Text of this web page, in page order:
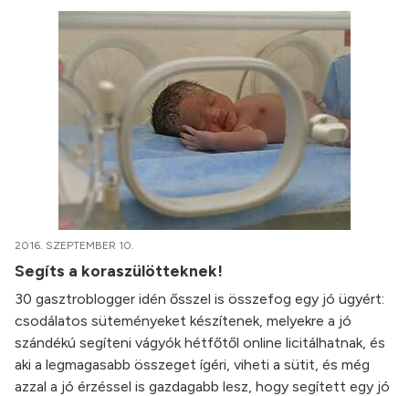
2016. SZEPTEMBER 10.
Segíts a koraszülötteknek!
30 gasztroblogger idén ősszel is összefog egy jó ügyért:
csodálatos süteményeket készítenek, melyekre a jó
szándékú segíteni vágyók hétfőtől online licitálhatnak, és
aki a legmagasabb összeget ígéri, viheti a sütit, és még
azzal a jó érzéssel is gazdagabb lesz, hogy segített egy jó